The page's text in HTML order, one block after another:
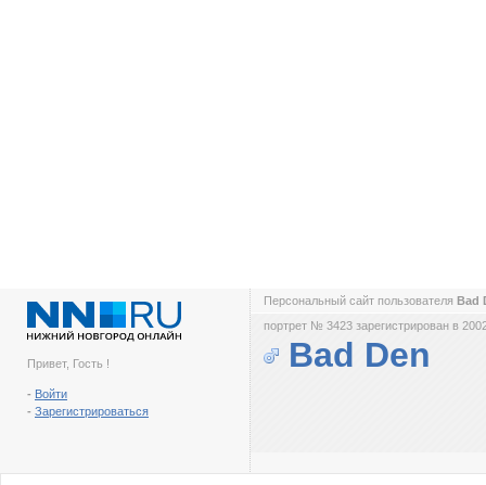
Привет, Гость !
- Войти
- Зарегистрироваться
Персональный сайт пользователя Bad
портрет № 3423 зарегистрирован в
Bad Den